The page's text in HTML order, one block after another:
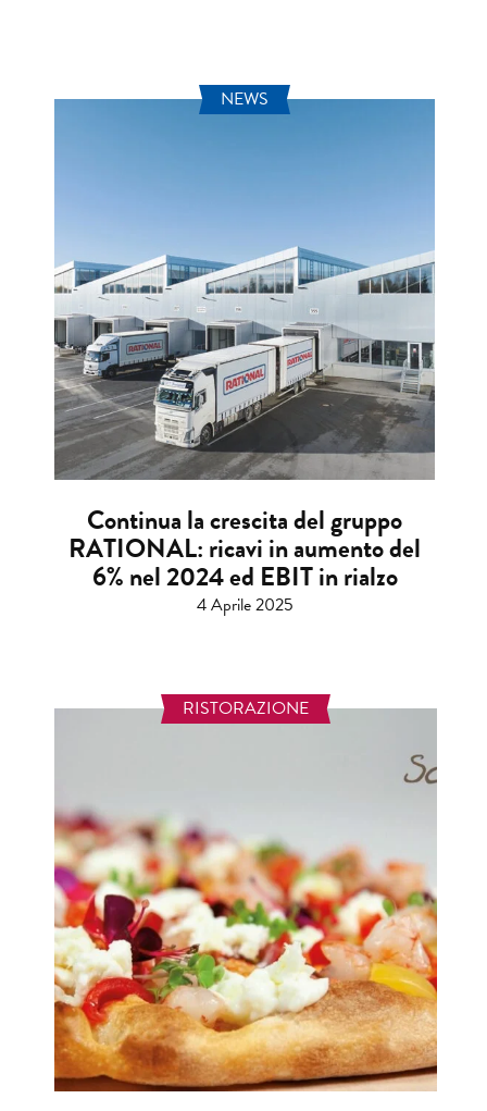
NEWS
Continua la crescita del gruppo
RATIONAL: ricavi in aumento del
6% nel 2024 ed EBIT in rialzo
4 Aprile 2025
RISTORAZIONE